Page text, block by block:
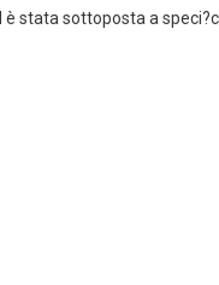
stata sottoposta a